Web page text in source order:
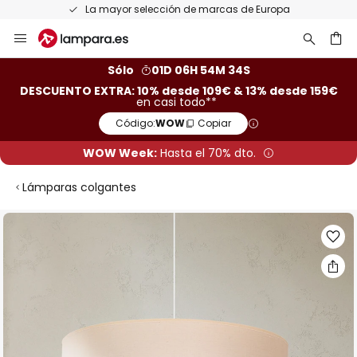
La mayor selección de marcas de Europa
al
Sólo
01D 06H 54M 33S
DESCUENTO EXTRA: 10% desde 109€ & 13% desde 159€
en casi todo**
Código:WOW Copiar
WOW Week: Hasta el 70% dto.
Lámparas colgantes
Saltar